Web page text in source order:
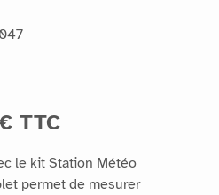
TTC
le kit Station Météo
permet de mesurer